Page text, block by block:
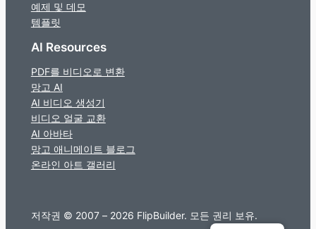
예제 및 데모
템플릿
AI Resources
PDF를 비디오로 변환
망고 AI
AI 비디오 생성기
비디오 얼굴 교환
AI 아바타
망고 애니메이트 블로그
온라인 아트 갤러리
저작권 © 2007 – 2026 FlipBuilder. 모든 권리 보유.